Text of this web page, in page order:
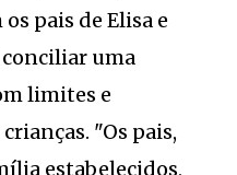
pais de Elisa e
uma
limites e
"Os pais,
estabelecidos,